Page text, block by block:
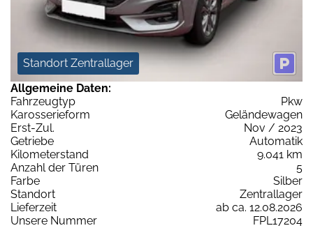
Standort Zentrallager
Allgemeine Daten:
Fahrzeugtyp
Pkw
Karosserieform
Geländewagen
Erst-Zul.
Nov / 2023
Getriebe
Automatik
Kilometerstand
9.041 km
Anzahl der Türen
5
Farbe
Silber
Standort
Zentrallager
Lieferzeit
ab ca. 12.08.2026
Unsere Nummer
FPL17204